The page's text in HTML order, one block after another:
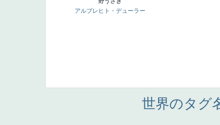
アルブレヒト・デューラー
世界のタグ